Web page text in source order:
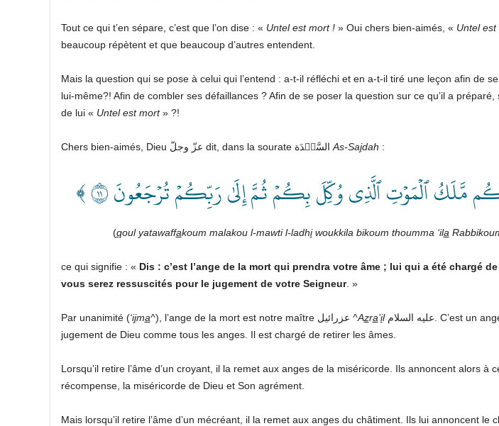
Tout ce qui t’en sépare, c’est que l’on dise : « Untel est mort !» Oui chers bien-aimés, « Untel est
beaucoup répètent et que beaucoup d’autres entendent.
Mais la question qui se pose à celui qui l’entend : a-t-il réfléchi et en a-t-il tiré une leçon afin de
lui-même?! Afin de combler ses défaillances ? Afin de se poser la question sur ce qu’il a
de lui « Untel est mort» ?!
As-Sajdah :
مَّلَكُ ٱلۡمَوۡتِ ٱلَّذِي وُكِّلَ بِكُمۡ ثُمَّ إِلَىٰ رَبِّكُمۡ تُرۡجَعُونَ ١١ ﴾
(qoul yatawaffakoum malakou l-mawti l-ladhiwoukkila bikoum thoumma ‘ila
ce qui signifie : « Dis : c’est l’ange de la mort qui prendra votre âme ; lui qui a été chargé
vous serez ressuscités pour le jugement de votre Seigneur. »
Par unanimité (‘ijma^ ^Azra’ilعليه السلام. C’est un ange honoré selon le
jugement de Dieu comme tous les anges. Il est chargé de retirer les âmes.
Lorsqu’il retire l’âme d’un croyant, il la remet aux anges de la miséricorde. Ils annoncent alors à
récompense, la miséricorde de Dieu et Son agrément.
Mais lorsqu’il retire l’âme d’un mécréant, il la remet aux anges du châtiment. Ils lui annoncent le